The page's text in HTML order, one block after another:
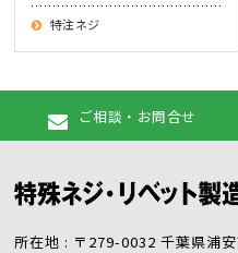
特注ネジ
ご相談・お問合せ
所在地 : 〒279-0032 千葉県浦